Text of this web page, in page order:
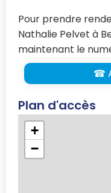
Pour prendre
Nathalie Pelvet à
maintenant le
☎
Plan d'accès
+
−